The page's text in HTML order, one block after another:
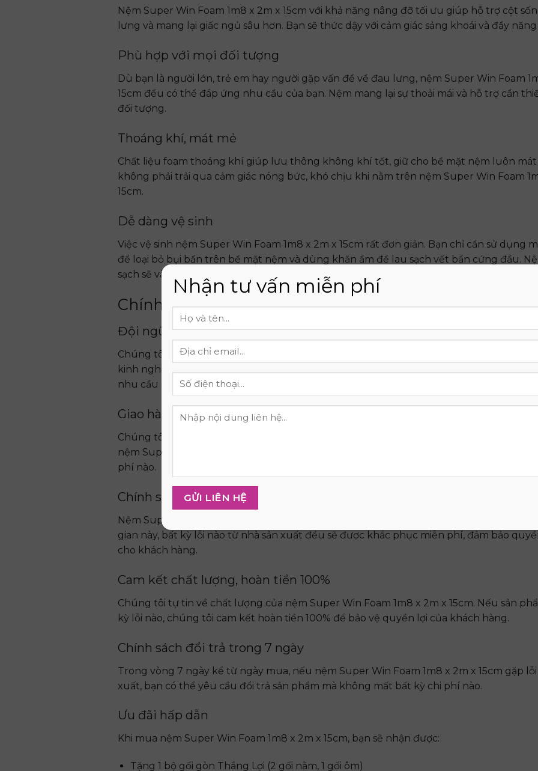
Nệm Super Win Foam 1m8 x 2m x 15cm với khả năng nâng đỡ tối ưu giúp hỗ trợ cột
lưng và mang lại giấc ngủ sâu hơn. Bạn sẽ thức dậy với cảm giác sảng khoái và đầy
Phù hợp với mọi đối tượng
Dù bạn là người lớn, trẻ em hay người gặp vấn đề về đau lưng, nệm Super Win Foam
15cm đều có thể đáp ứng nhu cầu của bạn. Nệm mang lại sự thoải mái và hỗ trợ cần
đối tượng.
Thoáng khí, mát mẻ
Chất liệu foam thoáng khí giúp lưu thông không khí tốt, giữ cho bề mặt nệm luôn mát
không phải trải qua cảm giác nóng bức, khó chịu khi nằm trên nệm Super Win Foam
15cm.
Dễ dàng vệ sinh
Việc vệ sinh nệm Super Win Foam 1m8 x 2m x 15cm rất đơn giản. Bạn chỉ cần sử dụng
để loại bỏ bụi bẩn trên bề mặt nệm và dùng khăn ẩm để lau sạch vết bẩn cứng đầu.
sạch sẽ và vệ sinh.
Chính sách bán hàng và dịch vụ khách hàng
Đội ngũ tư vấn chuyên nghiệp
Chúng tôi cam kết mang đến dịch vụ tư vấn tận tâm và chuyên nghiệp. Đội ngũ nhân
kinh nghiệm sẽ giúp bạn chọn được chiếc nệm Super Win Foam 1m8 x 2m x 15cm phù
nhu cầu của mình.
Giao hàng nhanh chóng, miễn phí
Chúng tôi cung cấp dịch vụ giao hàng nhanh chóng và miễn phí vận chuyển. Bạn sẽ
nệm Super Win Foam 1m8 x 2m x 15cm trong thời gian sớm nhất mà không phải trả
phí nào.
Chính sách bảo hành 15 năm
Nệm Super Win Foam 1m8 x 2m x 15cm được bảo hành uy tín trong vòng 15 năm.
gian này, bất kỳ lỗi nào từ nhà sản xuất đều sẽ được khắc phục miễn phí, đảm bảo
cho khách hàng.
Cam kết chất lượng, hoàn tiền 100%
Chúng tôi tự tin về chất lượng của nệm Super Win Foam 1m8 x 2m x 15cm. Nếu sản
kỳ lỗi nào, chúng tôi cam kết hoàn tiền 100% để bảo vệ quyền lợi của khách hàng.
Chính sách đổi trả trong 7 ngày
Trong vòng 7 ngày kể từ ngày mua, nếu nệm Super Win Foam 1m8 x 2m x 15cm gặp
xuất, bạn có thể yêu cầu đổi trả sản phẩm mà không mất bất kỳ chi phí nào.
Ưu đãi hấp dẫn
Khi mua nệm Super Win Foam 1m8 x 2m x 15cm, bạn sẽ nhận được:
Tặng 1 bộ gối gòn Thắng Lợi (2 gối nằm, 1 gối ôm)
Nhận tư vấn miễn phí